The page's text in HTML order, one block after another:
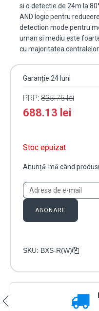
si o detectie de 24m la
AND logic pentru
detection mode pentru
uman si mediu este
cu majoritatea
Garanție 24 luni
PRP: 825.75lei
688.13 lei
Stoc epuizat
Anunță-mă când
ABONARE
SKU: BXS-R(W)